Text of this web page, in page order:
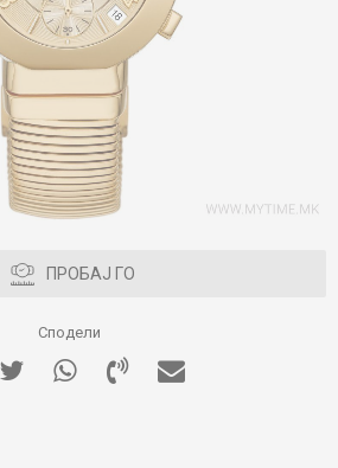
ПРОБАЈ ГО
Сподели